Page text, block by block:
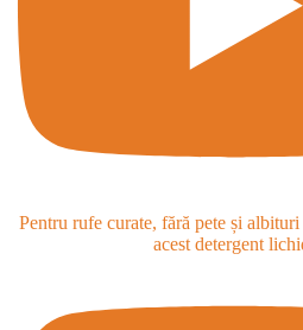
Pentru rufe curate, fără pete și
acest detergent